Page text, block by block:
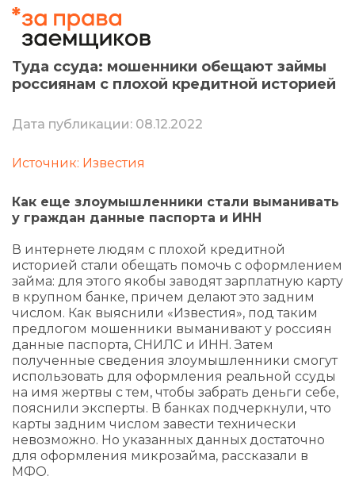
Туда ссуда: мошенники обещают займы
россиянам с плохой кредитной историей
Дата публикации: 08.12.2022
Источник: Известия
Как еще злоумышленники стали выманивать
у граждан данные паспорта и ИНН
В интернете людям с плохой кредитной
историей стали обещать помочь с оформлением
займа: для этого якобы заводят зарплатную карту
в крупном банке, причем делают это задним
числом. Как выяснили «Известия», под таким
предлогом мошенники выманивают у россиян
данные паспорта, СНИЛС и ИНН. Затем
полученные сведения злоумышленники смогут
использовать для оформления реальной ссуды
на имя жертвы с тем, чтобы забрать деньги себе,
пояснили эксперты. В банках подчеркнули, что
карты задним числом завести технически
невозможно. Но указанных данных достаточно
для оформления микрозайма, рассказали в
МФО.